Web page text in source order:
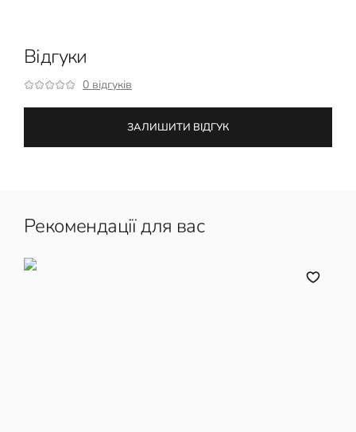
Відгуки
0 відгуків
ЗАЛИШИТИ ВІДГУК
Рекомендації для вас